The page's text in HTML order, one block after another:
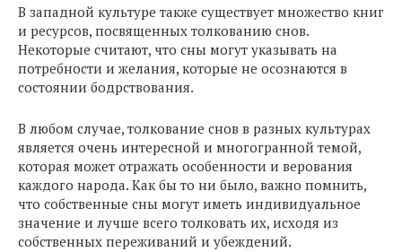
В западной культуре также существует множество книг
и ресурсов, посвященных толкованию снов.
Некоторые считают, что сны могут указывать на
потребности и желания, которые не осознаются в
состоянии бодрствования.
В любом случае, толкование снов в разных культурах
является очень интересной и многогранной темой,
которая может отражать особенности и верования
каждого народа. Как бы то ни было, важно помнить,
что собственные сны могут иметь индивидуальное
значение и лучше всего толковать их, исходя из
собственных переживаний и убеждений.